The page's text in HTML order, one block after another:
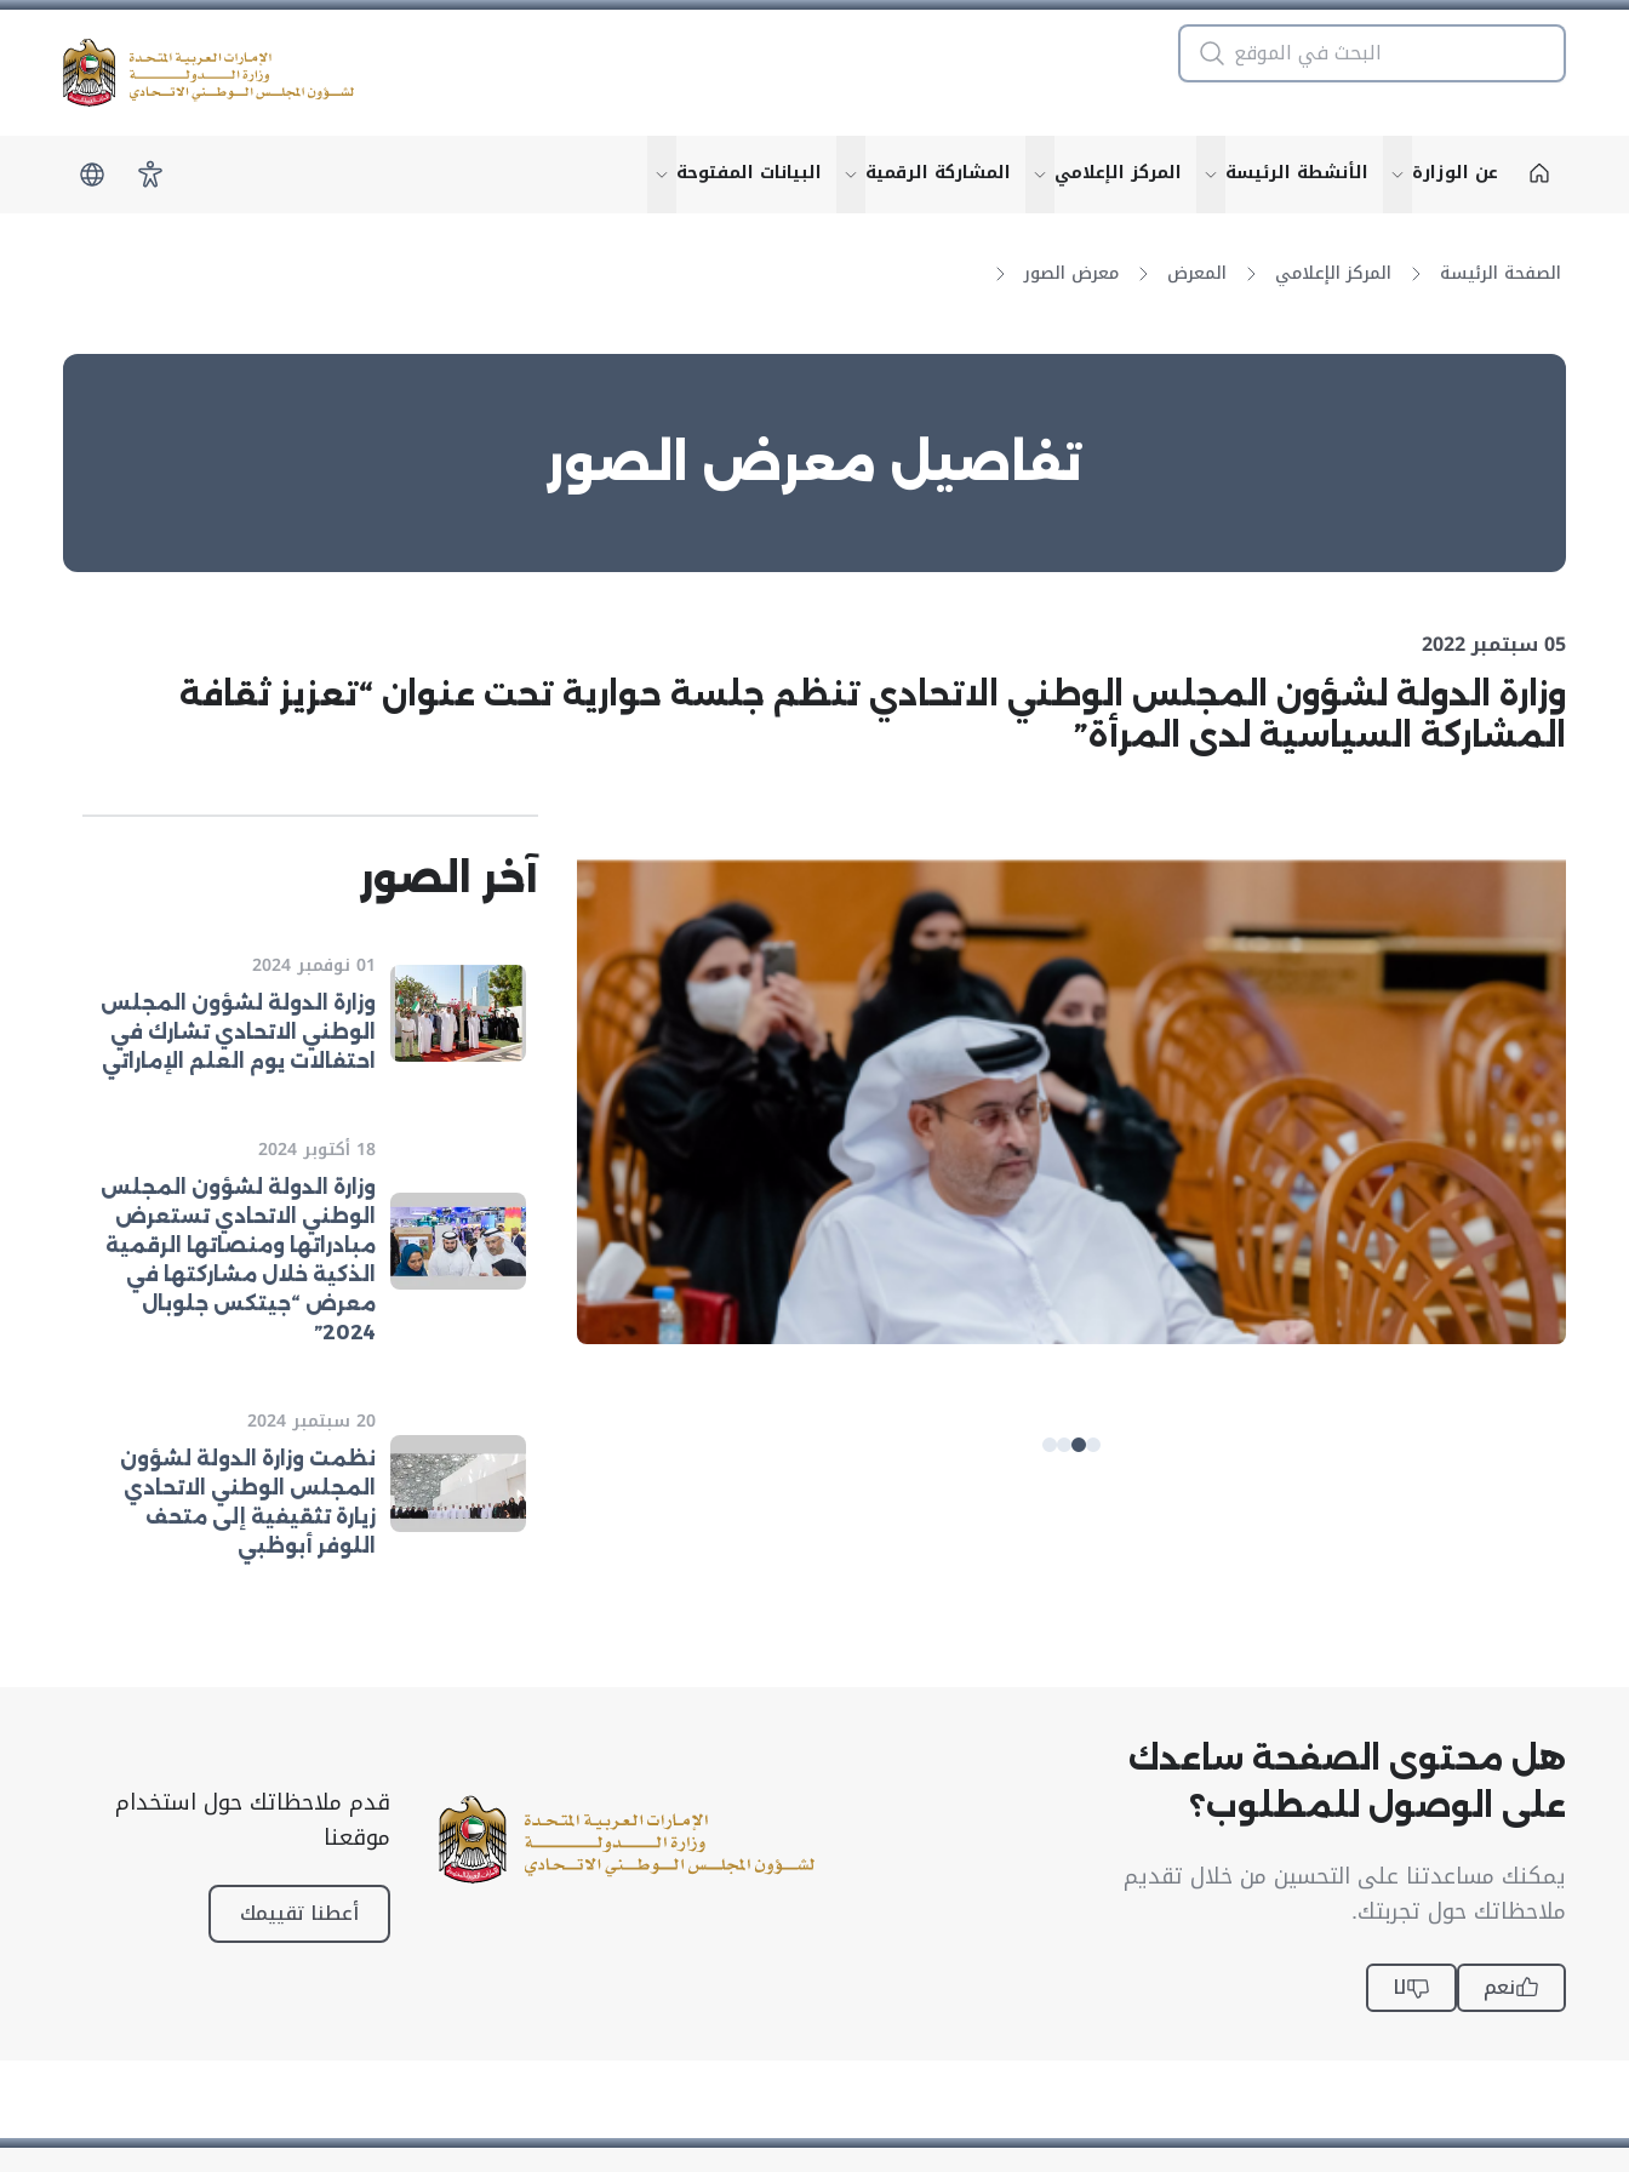
عن الوزارة show submenu for "More"
الأنشطة الرئيسة show submenu for "More"
المركز الإعلامي show submenu for "More"
المشاركة الرقمية show submenu for "More"
البيانات المفتوحة show submenu for "More" امكانية الوصول
الصفحة الرئيسة المركز الإعلامي المعرض معرض الصور
تفاصيل معرض الصور
05 سبتمبر 2022
وزارة الدولة لشؤون المجلس الوطني الاتحادي تنظم جلسة حوارية تحت عنوان “تعزيز ثقافة
المشاركة السياسية لدى المرأة”
آخر الصور
01 نوفمبر 2024
وزارة الدولة لشؤون المجلس
الوطني الاتحادي تشارك في
احتفالات يوم العلم الإماراتي
18 أكتوبر 2024
وزارة الدولة لشؤون المجلس
الوطني الاتحادي تستعرض
مبادراتها ومنصاتها الرقمية
الذكية خلال مشاركتها في
معرض “جيتكس جلوبال
2024”
20 سبتمبر 2024
نظمت وزارة الدولة لشؤون
المجلس الوطني الاتحادي
زيارة تثقيفية إلى متحف
اللوفر أبوظبي
هل محتوى الصفحة ساعدك
على الوصول للمطلوب؟
يمكنك مساعدتنا على التحسين من خلال تقديم
ملاحظاتك حول تجربتك.
نعم لا
قدم ملاحظاتك حول استخدام
موقعنا
أعطنا تقييمك